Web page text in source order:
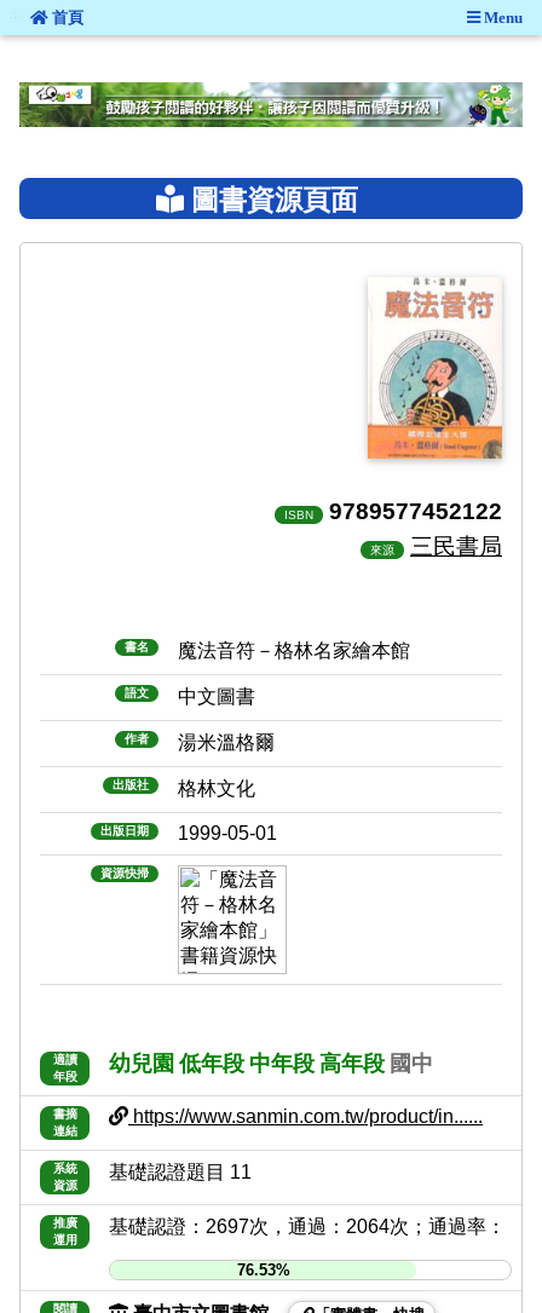
::: 首頁 Menu
圖書資源頁面
ISBN 9789577452122
來源 三民書局
書名 魔法音符－格林名家繪本館
語文 中文圖書
作者 湯米溫格爾
出版社 格林文化
出版日期 1999-05-01
資源快掃
適讀
年段
幼兒園 低年段 中年段 高年段 國中
書摘
連結
https://www.sanmin.com.tw/product/in......
系統
資源
基礎認證題目 11
推廣
運用
基礎認證：2697次，通過：2064次；通過率：
76.53%
閱讀